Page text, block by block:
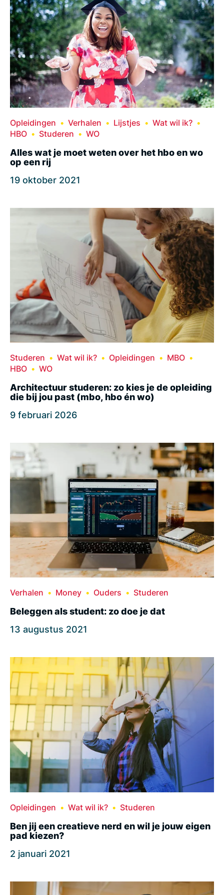
Opleidingen Verhalen Lijstjes
Wat wil ik?
HBO
Studeren WO
Alles wat je moet weten over het hbo en wo
op een rij
19 oktober 2021
Studeren Wat wil ik? Opleidingen
MBO
HBO
WO
Architectuur studeren: zo kies je de opleiding
die bij jou past (mbo, hbo én wo)
9 februari 2026
Verhalen Money Ouders Studeren
Beleggen als student: zo doe je dat
13 augustus 2021
Opleidingen Wat wil ik? Studeren
Ben jij een creatieve nerd en wil je jouw eigen
pad kiezen?
2 januari 2021